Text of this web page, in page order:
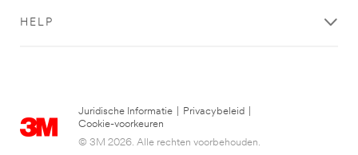
HELP
Juridische Informatie Privacybeleid
Cookie-voorkeuren
© 3M 2026. Alle rechten voorbehouden.